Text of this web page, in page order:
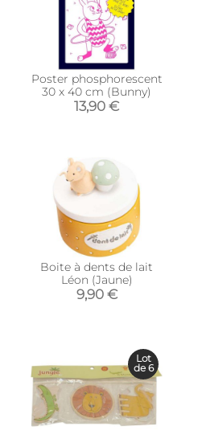
Poster phosphorescent
30 x 40 cm (Bunny)
13,90 €
Boite à dents de lait
Léon (Jaune)
9,90 €
Lot
de 6